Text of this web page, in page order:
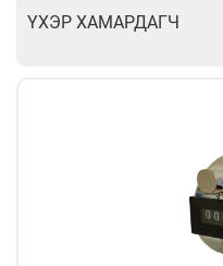
ҮХЭР ХАМАРДАГЧ